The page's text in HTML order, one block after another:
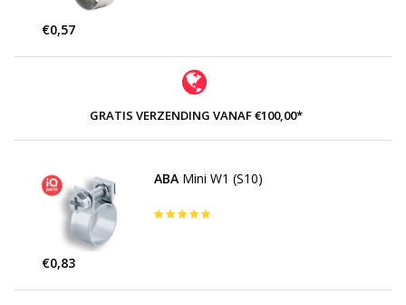
€0,57
GRATIS VERZENDING VANAF €100,00*
ABA Mini W1 (S10)
€0,83